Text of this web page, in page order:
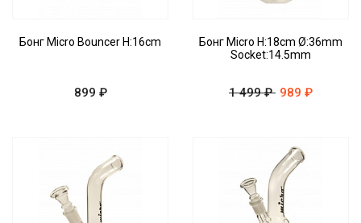
Бонг Micro Bouncer H:16cm
899 ₽
Бонг Micro H:18cm Ø:36mm
Socket:14.5mm
1 499 ₽ 989 ₽